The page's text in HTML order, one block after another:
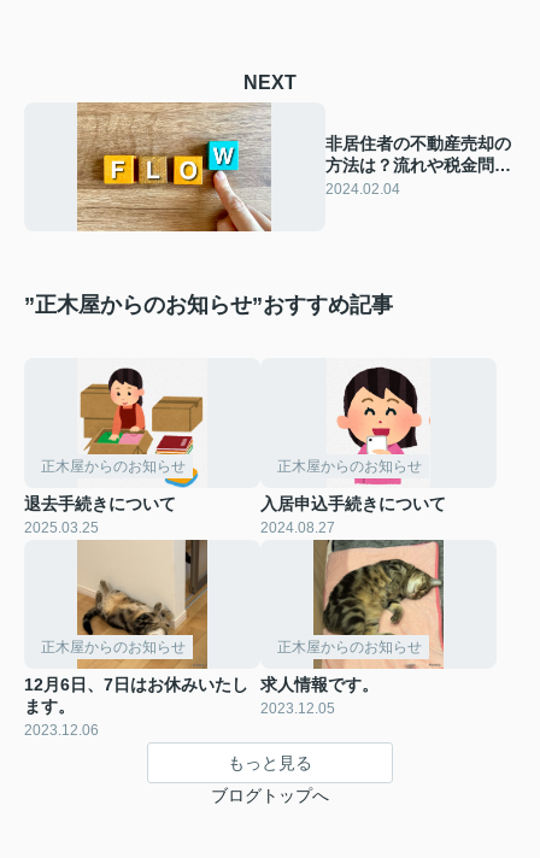
NEXT
非居住者の不動産売却の
方法は？流れや税金問題
についても解説
2024.02.04
”正木屋からのお知らせ”おすすめ記事
正木屋からのお知らせ
退去手続きについて
2025.03.25
正木屋からのお知らせ
入居申込手続きについて
2024.08.27
正木屋からのお知らせ
12月6日、7日はお休みいたし
ます。
2023.12.06
正木屋からのお知らせ
求人情報です。
2023.12.05
もっと見る
ブログトップへ